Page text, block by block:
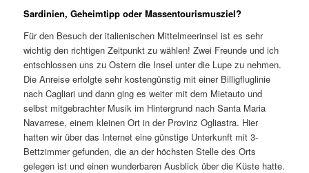
Sardinien, Geheimtipp oder Massentourismusziel?
Für den Besuch der italienischen Mittelmeerinsel ist es sehr
wichtig den richtigen Zeitpunkt zu wählen! Zwei Freunde und ich
entschlossen uns zu Ostern die Insel unter die Lupe zu nehmen.
Die Anreise erfolgte sehr kostengünstig mit einer Billigfluglinie
nach Cagliari und dann ging es weiter mit dem Mietauto und
selbst mitgebrachter Musik im Hintergrund nach Santa Maria
Navarrese, einem kleinen Ort in der Provinz Ogliastra. Hier
hatten wir über das Internet eine günstige Unterkunft mit 3-
Bettzimmer gefunden, die an der höchsten Stelle des Orts
gelegen ist und einen wunderbaren Ausblick über die Küste hatte.